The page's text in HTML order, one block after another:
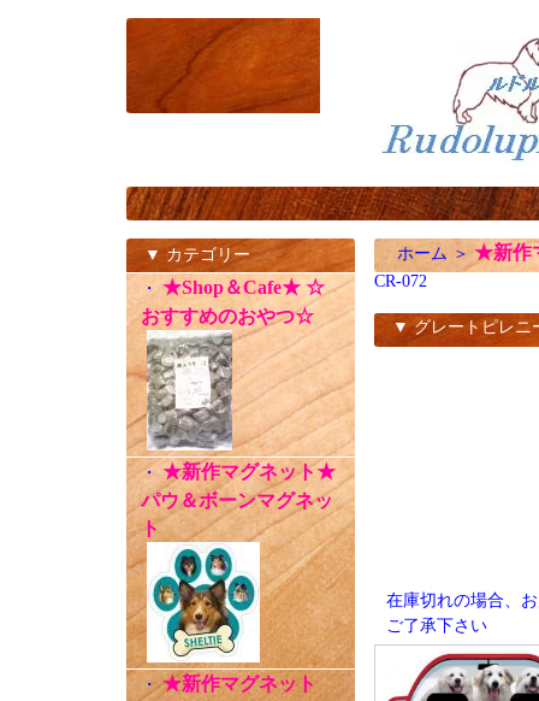
▼ カテゴリー
・ ★Shop＆Cafe★ ☆
おすすめのおやつ☆
・ ★新作マグネット★
パウ＆ボーンマグネッ
ト
・★新作マグネット
ホーム ＞★新作
CR-072
▼ グレートピレニ
在庫切れの場合、
ご了承下さい